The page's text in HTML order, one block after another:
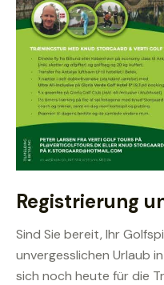
Registrierung
Sind Sie bereit, Ihr
unvergesslichen Urlaub
sich noch heute für die